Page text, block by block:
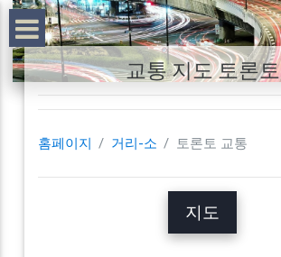
교통 지도 토론토
홈페이지 거리-소 토론토 교통
지도